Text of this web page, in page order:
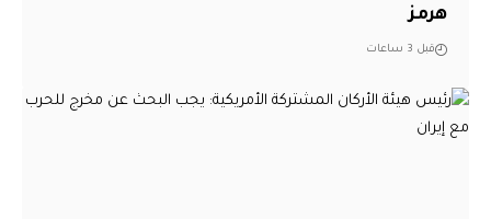
هرمز
قبل 3 ساعات